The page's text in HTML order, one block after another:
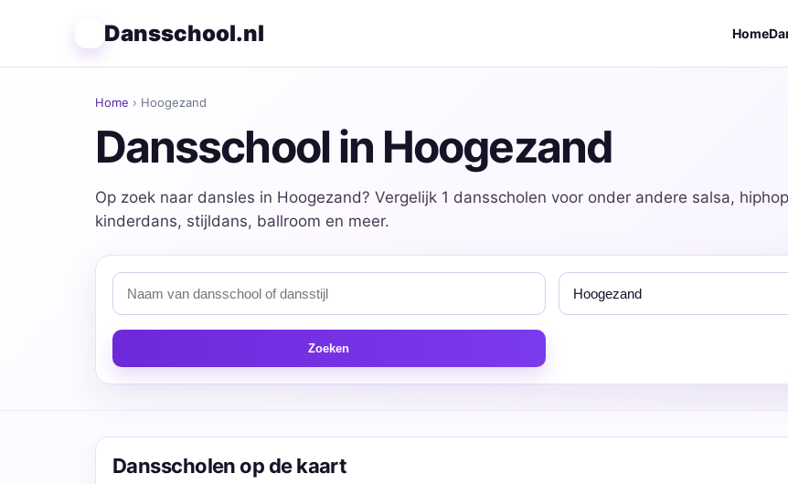
Dansschool.nl Home
Home › Hoogezand
Dansschool in Hoogezand
Op zoek naar dansles in Hoogezand? Vergelijk 1 dansscholen voor onder andere salsa,
kinderdans, stijldans, ballroom en meer.
Zoeken
Dansscholen op de kaart